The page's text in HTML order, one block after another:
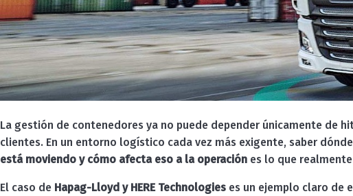
La gestión de contenedores ya no puede depender únicamente de
clientes. En un entorno logístico cada vez más exigente, saber
está moviendo y cómo afecta eso a la operación es lo que
El caso de Hapag-Lloyd y HERE Technologies es un ejemplo claro de